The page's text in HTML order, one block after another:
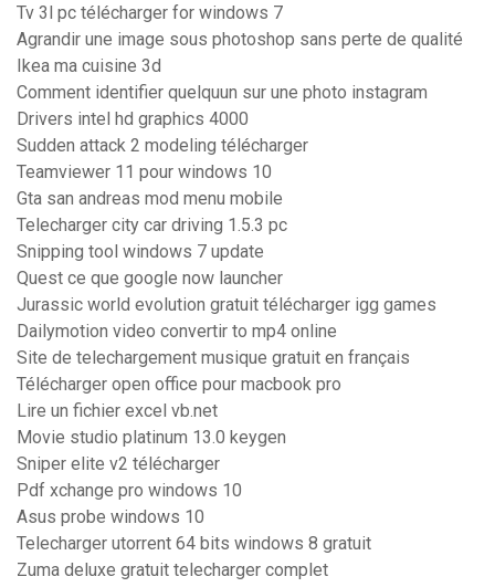
Tv 3l pc télécharger for windows 7
Agrandir une image sous photoshop sans perte de qualité
Ikea ma cuisine 3d
Comment identifier quelquun sur une photo instagram
Drivers intel hd graphics 4000
Sudden attack 2 modeling télécharger
Teamviewer 11 pour windows 10
Gta san andreas mod menu mobile
Telecharger city car driving 1.5.3 pc
Snipping tool windows 7 update
Quest ce que google now launcher
Jurassic world evolution gratuit télécharger igg games
Dailymotion video convertir to mp4 online
Site de telechargement musique gratuit en français
Télécharger open office pour macbook pro
Lire un fichier excel vb.net
Movie studio platinum 13.0 keygen
Sniper elite v2 télécharger
Pdf xchange pro windows 10
Asus probe windows 10
Telecharger utorrent 64 bits windows 8 gratuit
Zuma deluxe gratuit telecharger complet